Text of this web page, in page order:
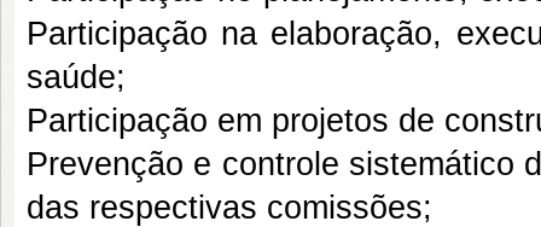
Participação na elaboração,
saúde;
Participação em projetos de
Prevenção e controle sistemático
das respectivas comissões;